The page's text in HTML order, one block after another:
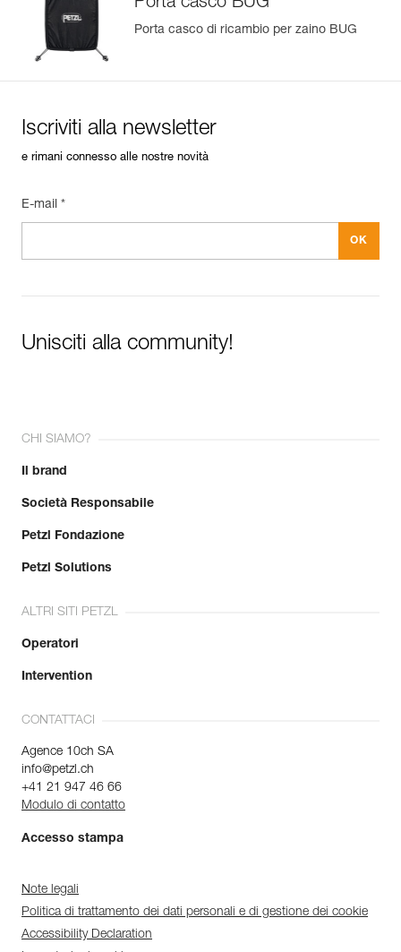
Porta casco BUG
Porta casco di ricambio per zaino BUG
Iscriviti alla newsletter
e rimani connesso alle nostre novità
E-mail *
Unisciti alla community!
CHI SIAMO?
Il brand
Società Responsabile
Petzl Fondazione
Petzl Solutions
ALTRI SITI PETZL
Operatori
Intervention
CONTATTACI
Agence 10ch SA
info@petzl.ch
+41 21 947 46 66
Modulo di contatto
Accesso stampa
Note legali
Politica di trattamento dei dati personali e di gestione dei cookie
Accessibility Declaration